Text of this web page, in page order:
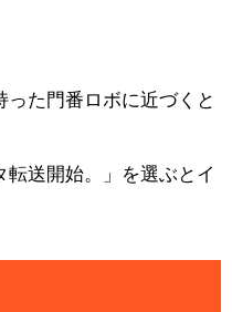
た門番ロボに近づくと
送開始。」を選ぶとイ